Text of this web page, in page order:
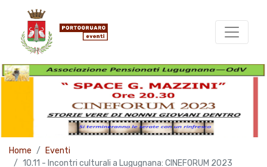
Home
Eventi
10.11 - Incontri culturali a Lugugnana: CINEFORUM 2023